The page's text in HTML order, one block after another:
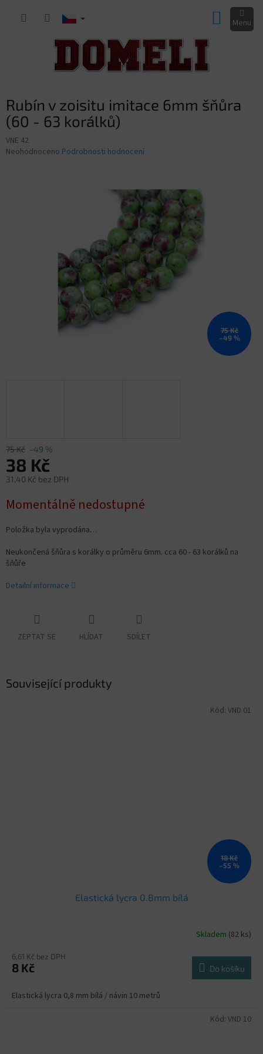
KOŠÍK
Rubín v zoisitu imitace 6mm šňůra
(60 - 63 korálků)
VNE 42
Průměrné
Neohodnoceno Podrobnosti hodnocení
75 Kč
–49 %
75 Kč –49 %
38 Kč
31,40 Kč bez DPH
cena:
Momentálně nedostupné
Položka byla vyprodána…
Neukončená šňůra s korálky o průměru 6mm. cca 60 - 63 korálků na
šňůře
Detailní informace
ZEPTAT SE HLÍDAT SDÍLET
Související produkty
18 Kč
–55 %
Elastická lycra 0.8mm bílá
Skladem (82 ks)
6,61 Kč bez DPH
8 Kč Do košíku
Elastická lycra 0,8 mm bílá / návin 10 metrů
Kód: VND 01
Kód: VND 10